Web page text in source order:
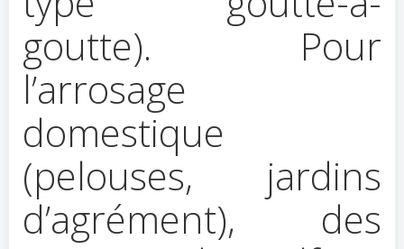
goutte). Pour
l’arrosage
domestique
(pelouses, jardins
d’agrément), des